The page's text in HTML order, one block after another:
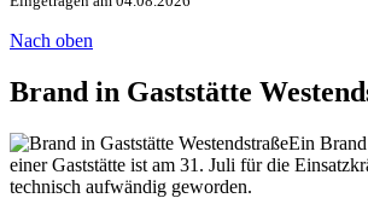
Nach oben
Brand in Gaststätte
Ein
einer Gaststätte ist am 31. Juli für die
technisch aufwändig geworden.